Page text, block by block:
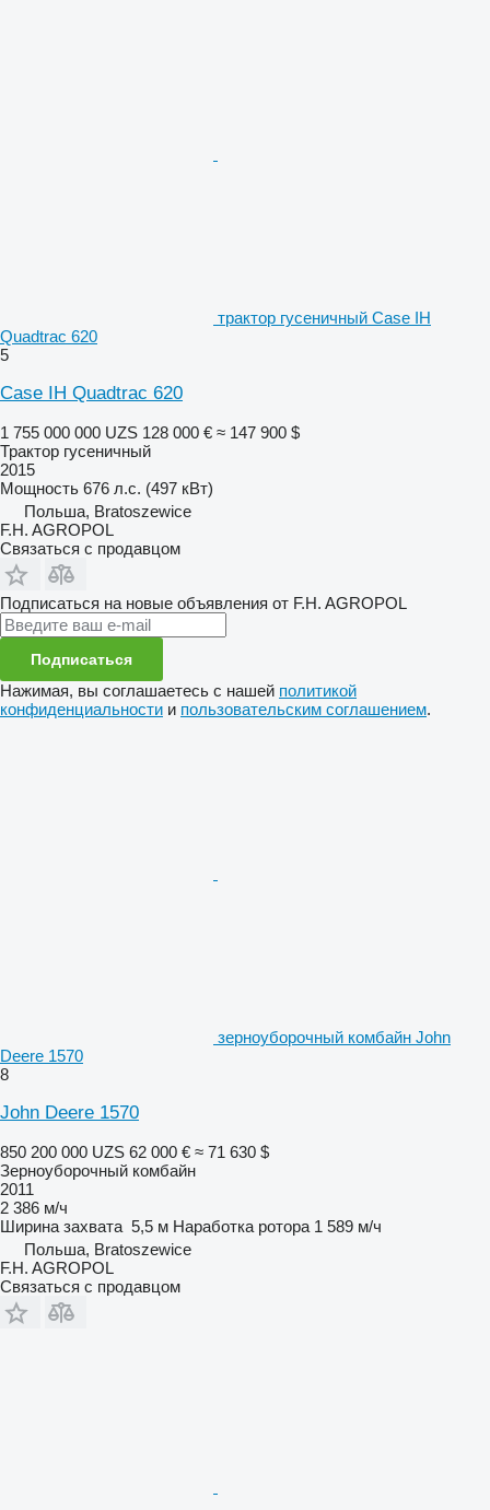
трактор гусеничный Case IH
Quadtrac 620
5
Case IH Quadtrac 620
1 755 000 000 UZS 128 000 € ≈ 147 900 $
Трактор гусеничный
2015
Мощность 676 л.с. (497 кВт)
Польша, Bratoszewice
F.H. AGROPOL
Связаться с продавцом
Подписаться на новые объявления от F.H. AGROPOL
Подписаться
Нажимая, вы соглашаетесь с нашей политикой
конфиденциальности и пользовательским соглашением.
зерноуборочный комбайн John
Deere 1570
8
John Deere 1570
850 200 000 UZS 62 000 € ≈ 71 630 $
Зерноуборочный комбайн
2011
2 386 м/ч
Ширина захвата 5,5 м Наработка ротора 1 589 м/ч
Польша, Bratoszewice
F.H. AGROPOL
Связаться с продавцом